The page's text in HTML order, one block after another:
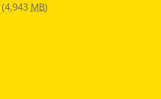
(4,943 MB)